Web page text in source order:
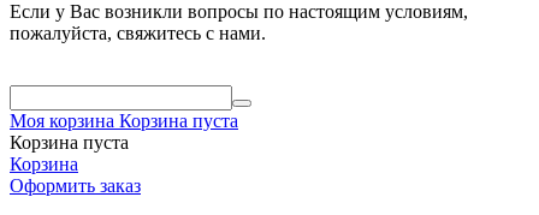
Если у Вас возникли вопросы по настоящим условиям,
пожалуйста, свяжитесь с нами.
Моя корзина Корзина пуста
Корзина пуста
Корзина
Оформить заказ